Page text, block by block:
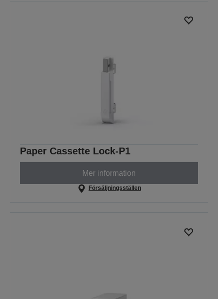
Paper Cassette Lock-P1
Mer information
Försäljningsställen